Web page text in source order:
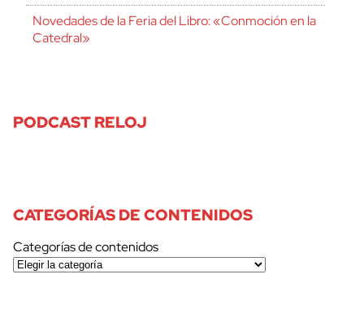
Novedades de la Feria del Libro: «Conmoción en la
Catedral»
PODCAST RELOJ
CATEGORÍAS DE CONTENIDOS
Categorías de contenidos